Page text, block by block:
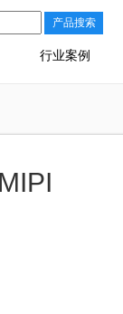
行业案例